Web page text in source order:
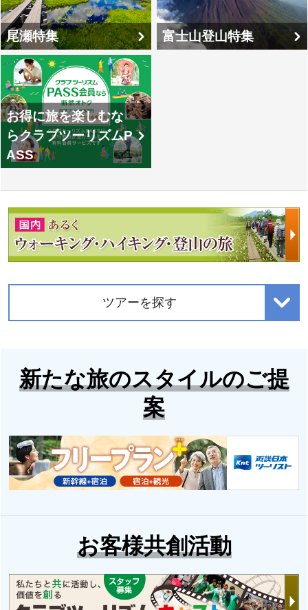
尾瀬特集 富士山登山特集
お得に旅を楽しむな
らクラブツーリズムP
ASS
ツアーを探す
新たな旅のスタイルのご提
案
お客様共創活動